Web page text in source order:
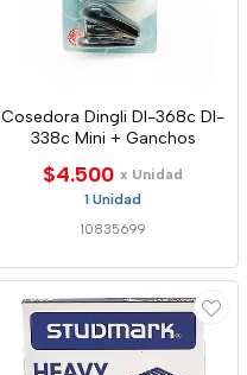
Cosedora Dingli Dl-368c Dl-
338c Mini + Ganchos
$4.500 x Unidad
1 Unidad
10835699